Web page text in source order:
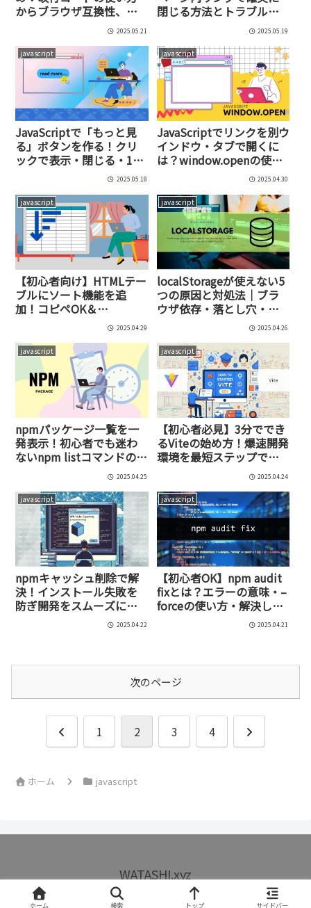
からブラウザ互換性、自
作confirmモーダルの実践
2025.05.21
閉じる方法とトラブル解
消法【jQuery＆Vanilla JS
2025.05.19
javascript
JavaScriptで「もっと見
る」ボタンを作る！クリ
ックで表示・閉じる・10
件ずつ展開まで対応した
実装方法を徹底解説！
2025.05.18
javascript
JavaScriptでリンクを別ウ
インドウ・タブで開くに
は？window.openの使い
方・サンプルコード付2025.04.30
javascript
【初心者向け】HTMLテー
ブルにソート機能を追
加！コピペOK＆
JavaScriptだけで簡単並び
2025.04.29
javascript
localStorageが使えない5
つの原因と対処法｜ブラ
ウザ依存・落とし穴・代
替手段まで完全解説！2025.04.26
javascript
npmパッケージ一覧を一
発表示！初心者でも迷わ
ないnpm listコマンドの使
い方＆おすすめパッケー
2025.04.25
javascript
【初心者必見】3分ででき
るViteの始め方！爆速開発
環境を最短ステップで完
全構築【2025年最新版】
2025.04.24
javascript
npmキャッシュ削除で解
決！インストール失敗を
防ぎ開発をスムーズに進
める方法【完全解説】2025.04.22
javascript
【初心者OK】npm audit
fixとは？エラーの意味・–
forceの使い方・解決しな
いときの対処法まで徹底
2025.04.21
次のページ
前
1 2 3 4
次
ホーム javascript
WATASHI.xyz
© -2026 WATASHI.xyz.
ホーム 検索 トップ サイドバー